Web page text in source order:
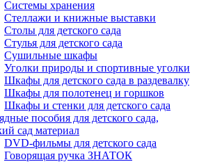
Системы хранения
Стеллажи и книжные выставки
Столы для детского сада
Стулья для детского сада
Сушильные шкафы
Уголки природы и спортивные уголки
Шкафы для детского сада в раздевалку
Шкафы для полотенец и горшков
Шкафы и стенки для детского сада
пособия для детского сада,
сад материал
DVD-фильмы для детского сада
Говорящая ручка ЗНАТОК